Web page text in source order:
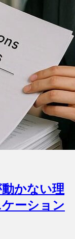
かない理
ーション